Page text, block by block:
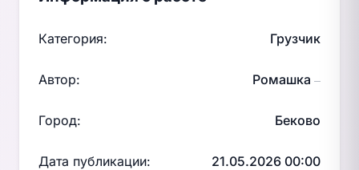
Категория: Грузчик
Автор: Ромашка —
Город: Беково
Дата публикации: 21.05.2026 00:00